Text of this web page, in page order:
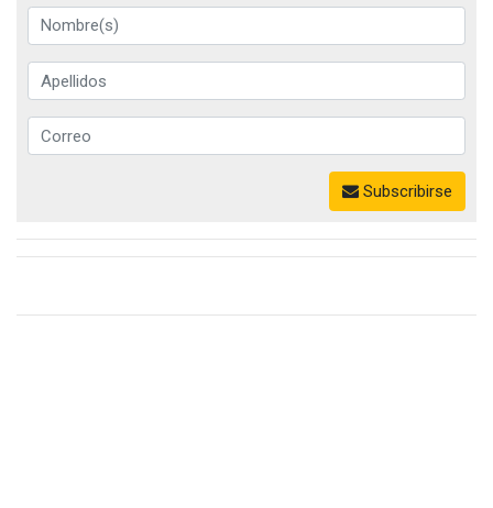
Subscribirse